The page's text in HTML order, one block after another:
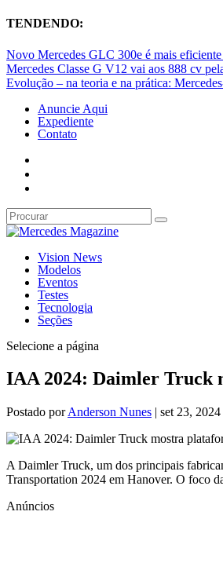
TENDENDO:
Novo Mercedes GLC 300e é mais eficiente
Mercedes Classe G V12 vai aos 888 cv
Evolução – na teoria e na prática:
Anuncie Aqui
Expediente
Contato
Vision News
Modelos
Eventos
Testes
Tecnologia
Seções
Selecione a página
IAA 2024: Daimler Truck
Postado porAnderson Nunes | set 23, 2024
A Daimler Truck, um dos principais
Transportation 2024 em Hanover. O foco
Anúncios